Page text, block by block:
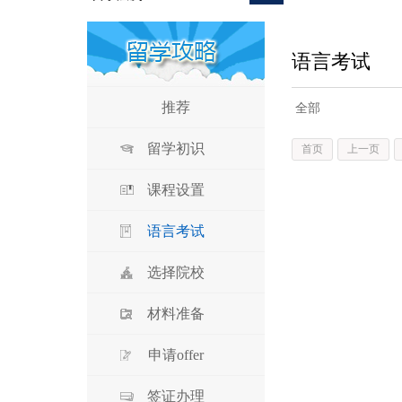
推荐
留学初识
课程设置
语言考试
选择院校
材料准备
申请offer
签证办理
语言考试
全部
上一页
首页